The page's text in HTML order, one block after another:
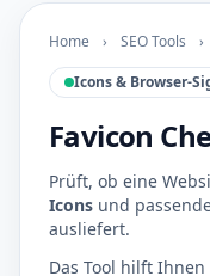
Home › SEO Tools ›
Icons & Browser-
Favicon
Prüft, ob eine
Icons und
ausliefert.
Das Tool hilft